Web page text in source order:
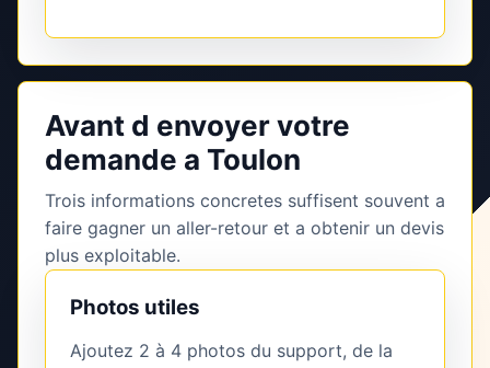
Avant d envoyer votre
demande a Toulon
Trois informations concretes suffisent souvent a
faire gagner un aller-retour et a obtenir un devis
plus exploitable.
Photos utiles
Ajoutez 2 à 4 photos du support, de la